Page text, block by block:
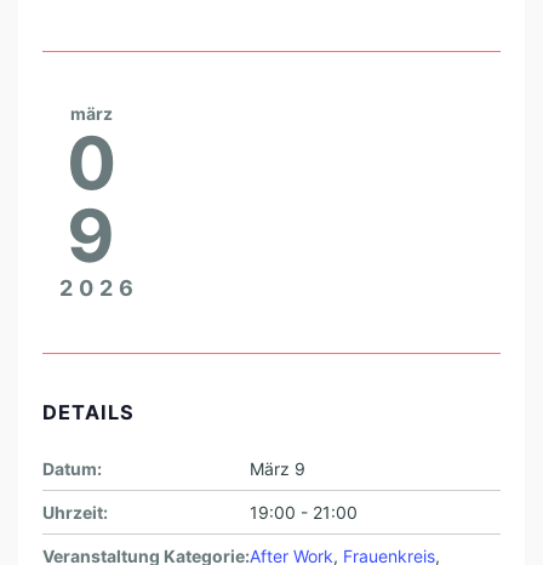
märz
0
9
2026
DETAILS
Datum: März 9
Uhrzeit: 19:00 - 21:00
Veranstaltung Kategorie:After Work, Frauenkreis,